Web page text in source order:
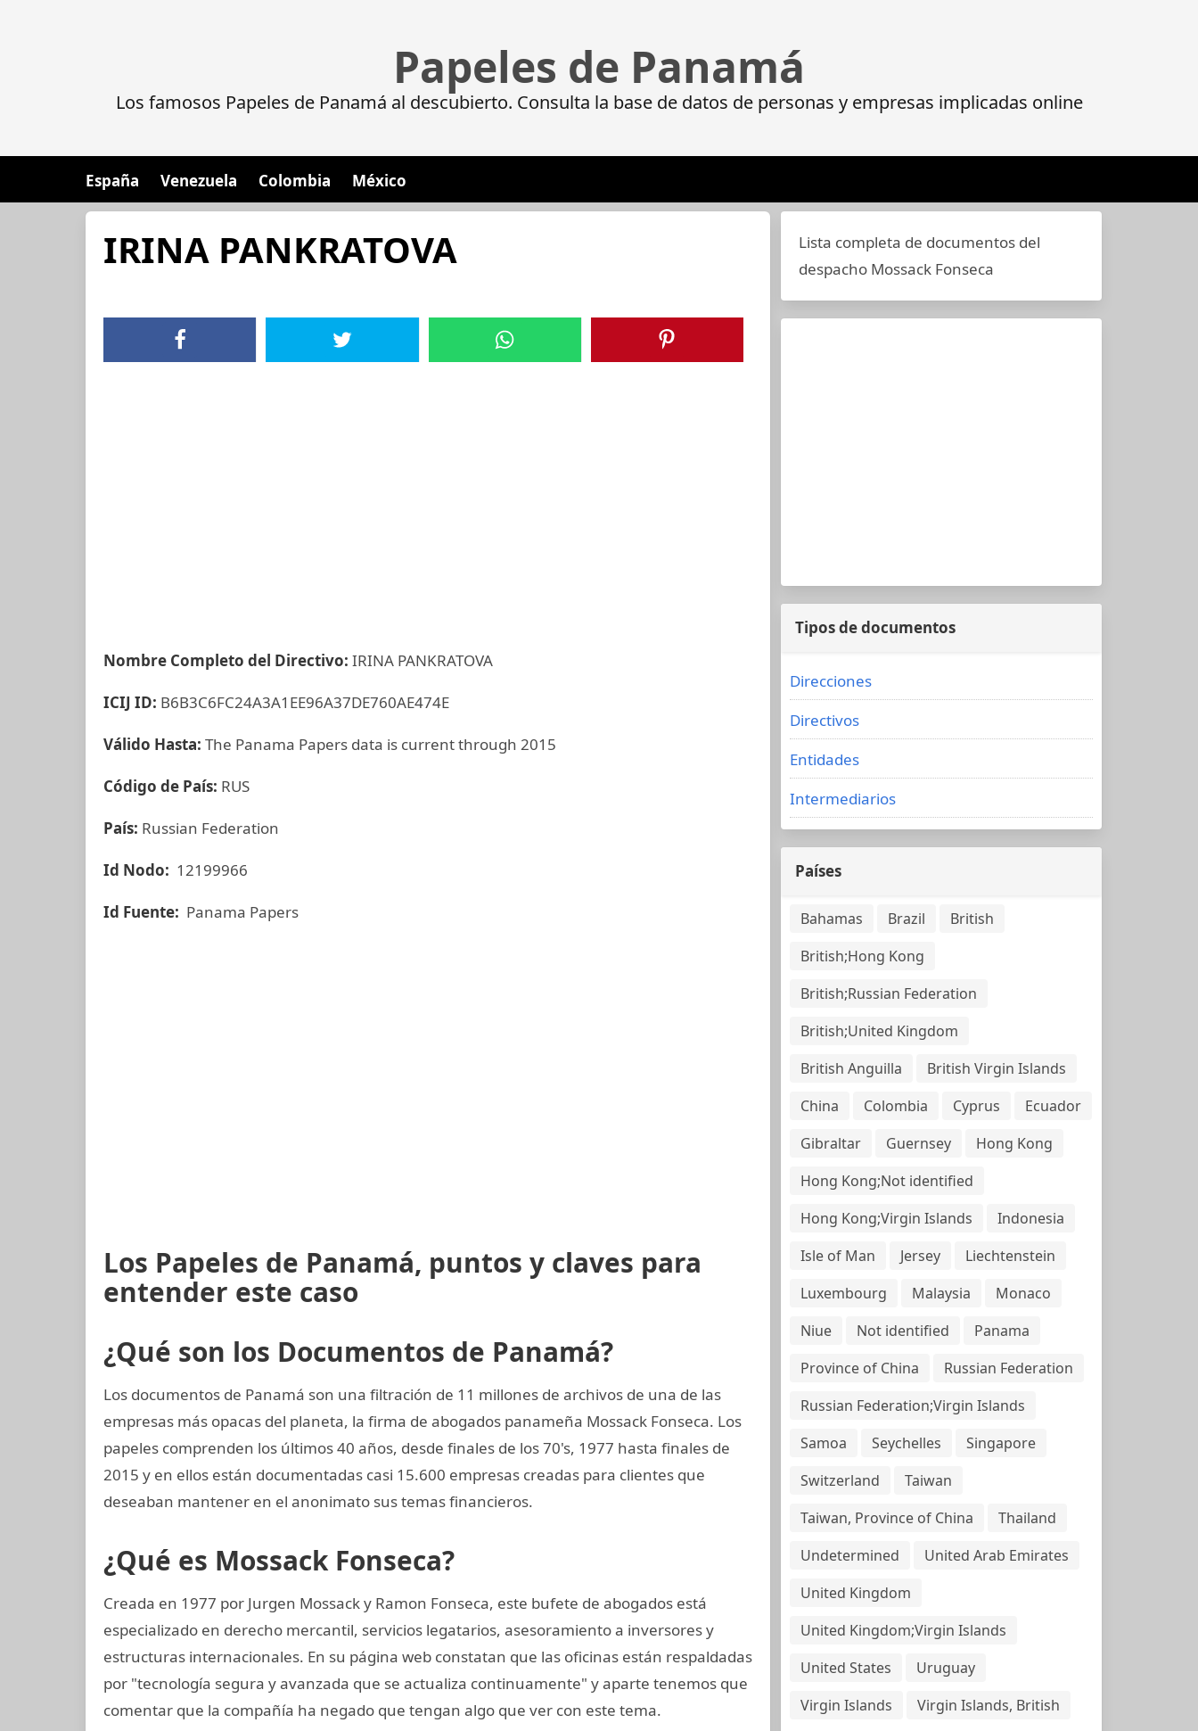
Papeles de Panamá
Los famosos Papeles de Panamá al descubierto. Consulta la base de datos de personas y empresas implicadas online
España Venezuela Colombia México
IRINA PANKRATOVA
Nombre Completo del Directivo: IRINA PANKRATOVA
ICIJ ID: B6B3C6FC24A3A1EE96A37DE760AE474E
Válido Hasta: The Panama Papers data is current through 2015
Código de País: RUS
País: Russian Federation
Id Nodo: 12199966
Id Fuente: Panama Papers
Los Papeles de Panamá, puntos y claves para
entender este caso
¿Qué son los Documentos de Panamá?
Los documentos de Panamá son una filtración de 11 millones de archivos de una de las
empresas más opacas del planeta, la firma de abogados panameña Mossack Fonseca. Los
papeles comprenden los últimos 40 años, desde finales de los 70's, 1977 hasta finales de
2015 y en ellos están documentadas casi 15.600 empresas creadas para clientes que
deseaban mantener en el anonimato sus temas financieros.
¿Qué es Mossack Fonseca?
Creada en 1977 por Jurgen Mossack y Ramon Fonseca, este bufete de abogados está
especializado en derecho mercantil, servicios legatarios, asesoramiento a inversores y
estructuras internacionales. En su página web constatan que las oficinas están respaldadas
por "tecnología segura y avanzada que se actualiza continuamente" y aparte tenemos que
comentar que la compañía ha negado que tengan algo que ver con este tema.
Lista completa de documentos del
despacho Mossack Fonseca
Tipos de documentos
Direcciones
Directivos
Entidades
Intermediarios
Países
Bahamas Brazil
British
British;Hong Kong
British;Russian Federation
British;United Kingdom
British Anguilla
British Virgin Islands
China
Colombia Cyprus
Ecuador
Gibraltar
Guernsey
Hong Kong
Hong Kong;Not identified
Hong Kong;Virgin Islands
Indonesia
Isle of Man
Jersey
Liechtenstein
Luxembourg
Malaysia
Monaco
Niue
Not identified
Panama
Province of China
Russian Federation
Russian Federation;Virgin Islands
Samoa
Seychelles
Singapore
Switzerland
Taiwan
Taiwan, Province of China
Thailand
Undetermined
United Arab Emirates
United Kingdom
United Kingdom;Virgin Islands
United States
Uruguay
Virgin Islands
Virgin Islands, British